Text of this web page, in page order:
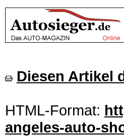
Diesen Artikel
HTML-Format:
angeles-auto-